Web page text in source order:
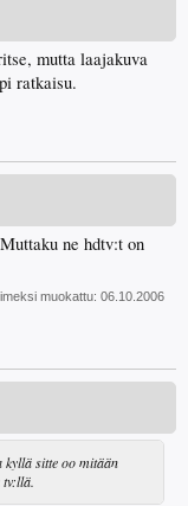
mutta laajakuva
ratkaisu.
ne hdtv:t on
muokattu: 06.10.2006
kyllä sitte oo mitään